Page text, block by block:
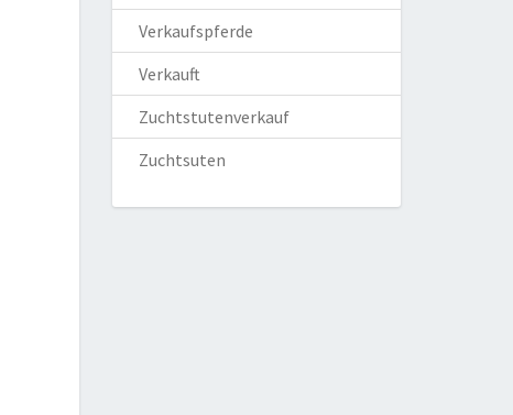
Verkaufspferde
Verkauft
Zuchtstutenverkauf
Zuchtsuten